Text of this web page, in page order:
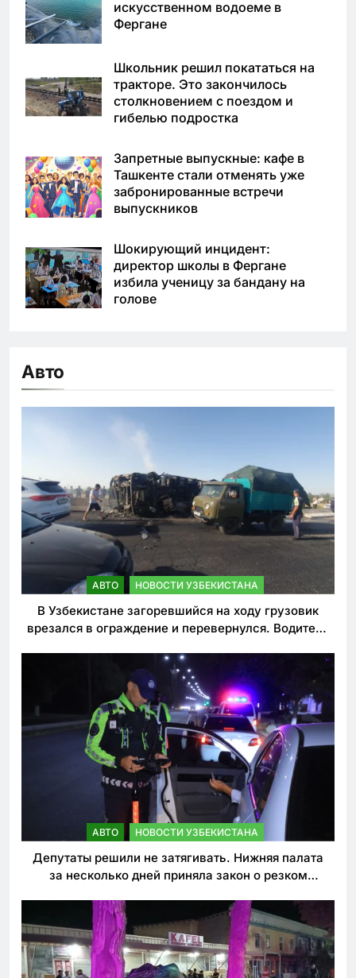
искусственном водоеме в
Фергане
Школьник решил покататься на
тракторе. Это закончилось
столкновением с поездом и
гибелью подростка
Запретные выпускные: кафе в
Ташкенте стали отменять уже
забронированные встречи
выпускников
Шокирующий инцидент:
директор школы в Фергане
избила ученицу за бандану на
голове
Авто
АВТО НОВОСТИ УЗБЕКИСТАНА
В Узбекистане загоревшийся на ходу грузовик
врезался в ограждение и перевернулся. Водитель
АВТО НОВОСТИ УЗБЕКИСТАНА
Депутаты решили не затягивать. Нижняя палата
за несколько дней приняла закон о резком